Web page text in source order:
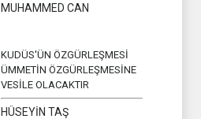
MUHAMMED CAN
KUDÜS'ÜN ÖZGÜRLEŞMESİ
ÜMMETİN ÖZGÜRLEŞMESİNE
VESİLE OLACAKTIR
HÜSEYİN TAŞ